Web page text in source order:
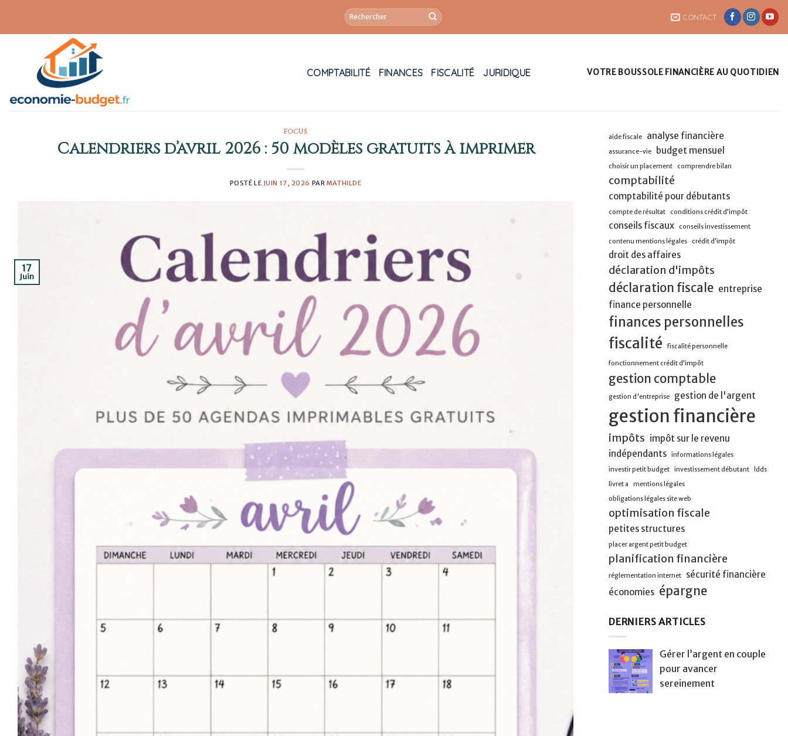
content
CONTACT
COMPTABILITÉ FINANCES FISCALITÉ JURIDIQUE VOTRE BOUSSOLE FINANCIÈRE AU QUOTIDIEN
FOCUS
Calendriers d’avril 2026 : 50 modèles gratuits à imprimer
POSTÉ LE JUIN 17, 2026 PAR MATHILDE
17
Juin
aide fiscale analyse financière
assurance-vie budget mensuel
choisir un placement comprendre bilan
comptabilité
comptabilité pour débutants
compte de résultat conditions crédit d’impôt
conseils fiscaux
conseils investissement
contenu mentions légales
crédit d’impôt
droit des affaires
déclaration d'impôts
déclaration fiscale entreprise
finance personnelle
finances personnelles
fiscalité fiscalité personnelle
fonctionnement crédit d’impôt
gestion comptable
gestion d'entreprise gestion de l'argent
gestion financière
impôts impôt sur le revenu
indépendants
informations légales
investir petit budget
investissement débutant
ldds
livret a
mentions légales
obligations légales site web
optimisation fiscale
petites structures
placer argent petit budget
planification financière
réglementation internet
sécurité financière
économies épargne
DERNIERS ARTICLES
Gérer l’argent en couple
pour avancer
sereinement